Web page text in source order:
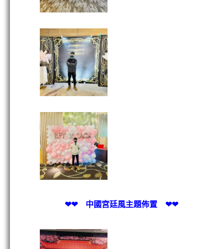
❤❤ 中國宮廷風主題佈置 ❤❤